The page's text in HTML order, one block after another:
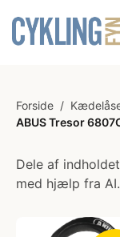
Forside /
ABUS Tresor
Dele af
med hjælp fra AI.